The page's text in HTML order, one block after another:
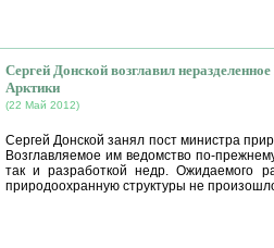
Сергей Донской возглавил
Арктики
(22 Май 2012)
Сергей Донской занял пост министра
Возглавляемое им ведомство по-
так и разработкой недр. Ожидаемого
природоохранную структуры не